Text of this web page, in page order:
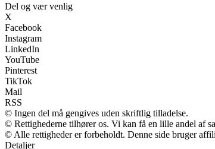
Del og vær venlig
X
Facebook
Instagram
LinkedIn
YouTube
Pinterest
TikTok
Mail
RSS
© Ingen del må gengives uden skriftlig tilladelse.
© Rettighederne tilhører os. Vi kan få en lille andel af
© Alle rettigheder er forbeholdt. Denne side bruger
Detaljer